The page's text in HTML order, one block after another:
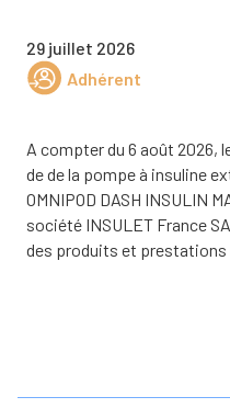
29 juillet 2026
Adhérent
A compter du 6 août 2026,
de de la pompe à insuline
OMNIPOD DASH INSULIN
société INSULET France
des produits et prestations